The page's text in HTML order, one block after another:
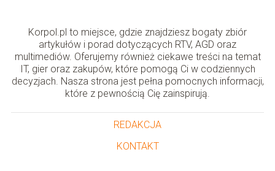
Korpol.pl to miejsce, gdzie znajdziesz bogaty zbiór
artykułów i porad dotyczących RTV, AGD oraz
multimediów. Oferujemy również ciekawe treści na temat
IT, gier oraz zakupów, które pomogą Ci w codziennych
decyzjach. Nasza strona jest pełna pomocnych informacji,
które z pewnością Cię zainspirują.
REDAKCJA
KONTAKT